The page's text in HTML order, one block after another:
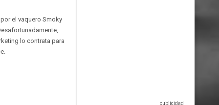
el vaquero Smoky
lo contrata para